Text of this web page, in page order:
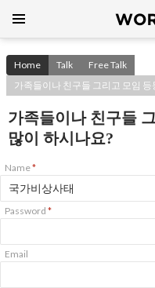
CONTENT
Home Talk
Free Talk
가족들이나 친구들 그리고 모임
가족들이나 친구들
많이 하시나요?
Name*
Password *
Email